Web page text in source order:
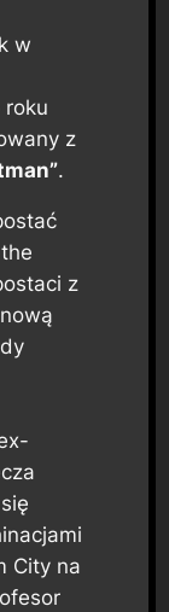
w
roku
z
.
z
City na